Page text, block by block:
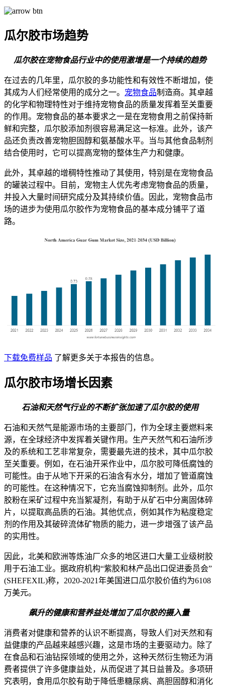
瓜尔胶市场趋势
瓜尔胶在宠物食品行业中的使用激增是一个持续的趋势
在过去的几年里，瓜尔胶的多功能性和有效性不断增加，使
其成为人们经常使用的成分之一。 宠物食品制造商。其卓越
的化学和物理特性对于维持宠物食品的质量发挥着至关重要
的作用。宠物食品的基本要求之一是在宠物食用之前保持新
鲜和完整，瓜尔胶添加剂很容易满足这一标准。此外，该产
品还负责改善宠物胆固醇和氨基酸水平。当与其他食品制剂
结合使用时，它可以提高宠物的整体生产力和健康。
此外，其卓越的增稠特性推动了其使用，特别是在宠物食品
的罐装过程中。目前，宠物主人优先考虑宠物食品的质量，
并投入大量时间研究成分及其持续价值。因此，宠物食品市
场的进步为使用瓜尔胶作为宠物食品的基本成分铺平了道
路。
下载免费样品 了解更多关于本报告的信息。
瓜尔胶市场增长因素
石油和天然气行业的不断扩张加速了瓜尔胶的使用
石油和天然气是能源市场的主要部门，作为全球主要燃料来
源，在全球经济中发挥着关键作用。生产天然气和石油所涉
及的系统和工艺非常复杂，需要最先进的技术，其中瓜尔胶
至关重要。例如，在石油开采作业中，瓜尔胶可降低腐蚀的
可能性。由于从地下开采的石油含有水分，增加了管道腐蚀
的可能性。在这种情况下，它充当腐蚀抑制剂。此外，瓜尔
胶粉在采矿过程中充当絮凝剂，有助于从矿石中分离固体碎
片，以提取高品质的石油。其他优点，例如其作为粘度稳定
剂的作用及其破碎流体矿物质的能力，进一步增强了该产品
的实用性。
因此，北美和欧洲等炼油厂众多的地区进口大量工业级树胶
用于石油工业。据政府机构“紫胶和林产品出口促进委员会”
(SHEFEXIL)称，2020-2021年美国进口瓜尔胶价值约为6108
万美元。
飙升的健康和营养益处增加了瓜尔胶的摄入量
消费者对健康和营养的认识不断提高，导致人们对天然和有
益健康的产品越来越感兴趣，这是市场的主要驱动力。除了
在食品和石油钻探领域的使用之外，这种天然衍生物还为消
费者提供了许多健康益处，从而促进了其日益普及。多项研
究表明，食用瓜尔胶有助于降低患糖尿病、高胆固醇和消化